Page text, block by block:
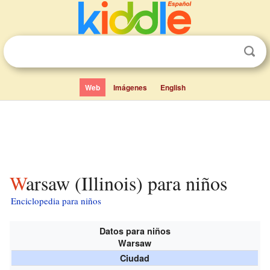
Web Imágenes English
Warsaw (Illinois) para niños
Enciclopedia para niños
Datos para niños
Warsaw
Ciudad